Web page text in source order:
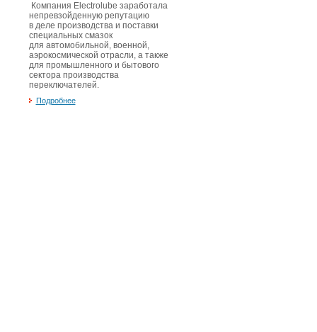
Компания Electrolube заработала
непревзойденную репутацию
в деле производства и поставки
специальных смазок
для автомобильной, военной,
аэрокосмической отрасли, а также
для промышленного и бытового
сектора производства
переключателей.
Подробнее